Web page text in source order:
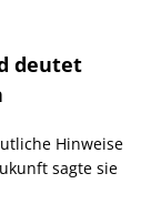
deutet
Hinweise
sagte sie